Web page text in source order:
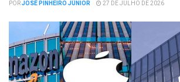
PORJOSÉ PINHEIRO JÚNIOR 27 DE JULHO DE 2026